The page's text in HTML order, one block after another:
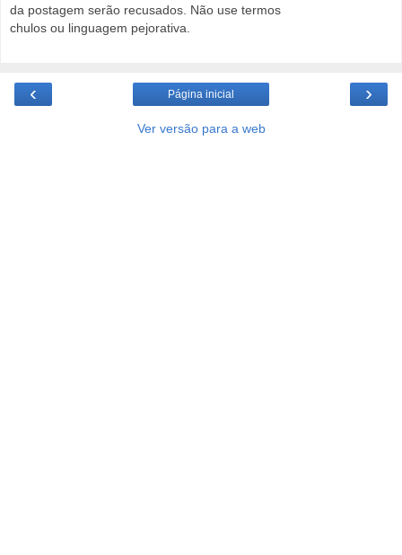
da postagem serão recusados. Não use termos
chulos ou linguagem pejorativa.
‹ ›
Página inicial
Ver versão para a web